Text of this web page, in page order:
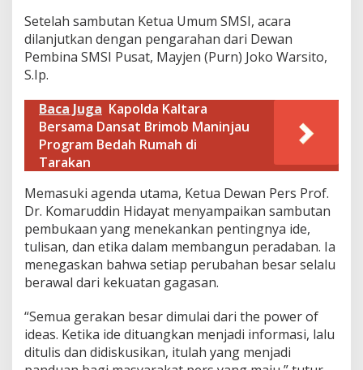
a
t
Setelah sambutan Ketua Umum SMSI, acara
dilanjutkan dengan pengarahan dari Dewan
Pembina SMSI Pusat, Mayjen (Purn) Joko Warsito,
S.Ip.
Baca Juga Kapolda Kaltara
Bersama Dansat Brimob Maninjau
Program Bedah Rumah di
Tarakan
Memasuki agenda utama, Ketua Dewan Pers Prof.
Dr. Komaruddin Hidayat menyampaikan sambutan
pembukaan yang menekankan pentingnya ide,
tulisan, dan etika dalam membangun peradaban. Ia
menegaskan bahwa setiap perubahan besar selalu
berawal dari kekuatan gagasan.
“Semua gerakan besar dimulai dari the power of
ideas. Ketika ide dituangkan menjadi informasi, lalu
ditulis dan didiskusikan, itulah yang menjadi